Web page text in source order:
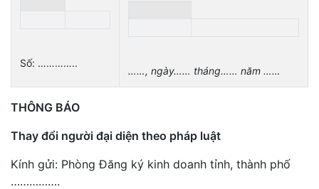
Số: …………..
……, ngày…… tháng…… năm ……
THÔNG BÁO
Thay đổi người đại diện theo pháp luật
Kính gửi: Phòng Đăng ký kinh doanh tỉnh, thành phố
…………….